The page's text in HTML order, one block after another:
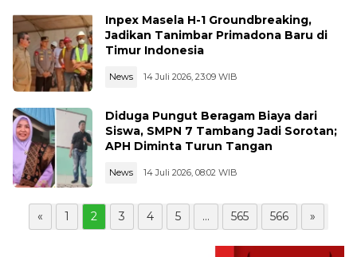
Inpex Masela H-1 Groundbreaking,
Jadikan Tanimbar Primadona Baru di
Timur Indonesia
News 14 Juli 2026, 23:09 WIB
Diduga Pungut Beragam Biaya dari
Siswa, SMPN 7 Tambang Jadi Sorotan;
APH Diminta Turun Tangan
News 14 Juli 2026, 08:02 WIB
« 1 2 3 4 5 ... 565 566 »